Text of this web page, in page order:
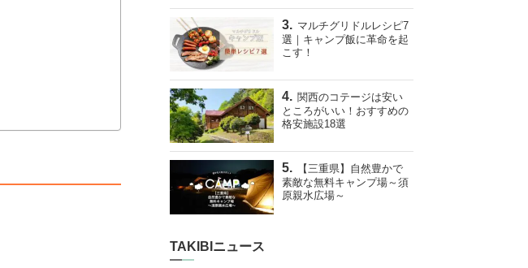
マルチグリドルレシピ7
選｜キャンプ飯に革命を起
こす！
関西のコテージは安い
ところがいい！おすすめの
格安施設18選
【三重県】自然豊かで
素敵な無料キャンプ場～須
原親水広場～
TAKIBIニュース